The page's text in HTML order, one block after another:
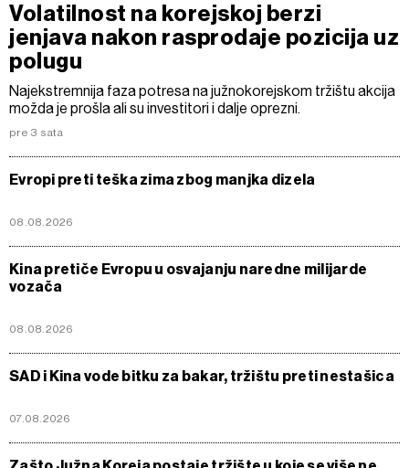
Volatilnost na korejskoj berzi
jenjava nakon rasprodaje pozicija uz
polugu
Najekstremnija faza potresa na južnokorejskom tržištu akcija
možda je prošla ali su investitori i dalje oprezni.
pre 3 sata
Evropi preti teška zima zbog manjka dizela
08.08.2026
Kina pretiče Evropu u osvajanju naredne milijarde
vozača
08.08.2026
SAD i Kina vode bitku za bakar, tržištu preti nestašica
07.08.2026